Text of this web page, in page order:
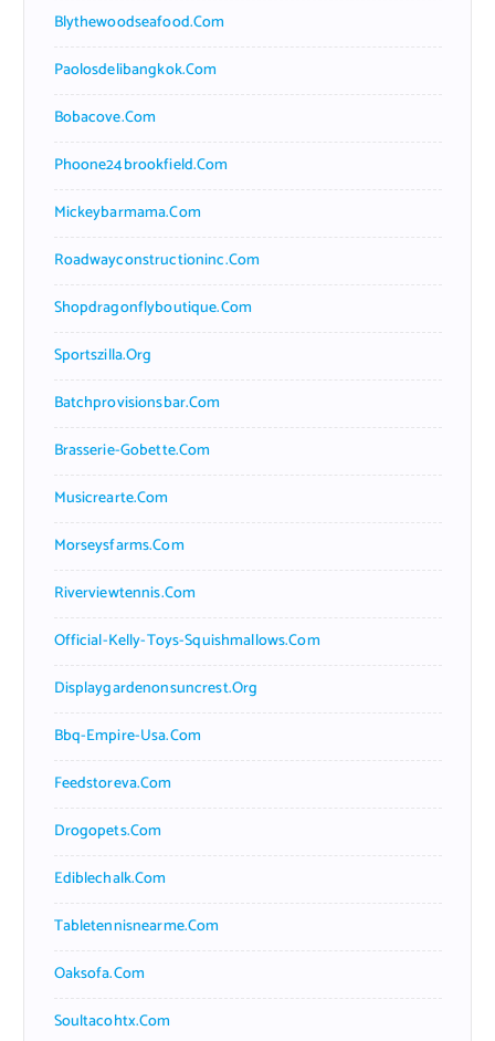
Blythewoodseafood.com
Paolosdelibangkok.com
Bobacove.com
Phoone24brookfield.com
Mickeybarmama.com
Roadwayconstructioninc.com
Shopdragonflyboutique.com
Sportszilla.org
Batchprovisionsbar.com
Brasserie-Gobette.com
Musicrearte.com
Morseysfarms.com
Riverviewtennis.com
Official-Kelly-Toys-Squishmallows.com
Displaygardenonsuncrest.org
Bbq-Empire-Usa.com
Feedstoreva.com
Drogopets.com
Ediblechalk.com
Tabletennisnearme.com
Oaksofa.com
Soultacohtx.com